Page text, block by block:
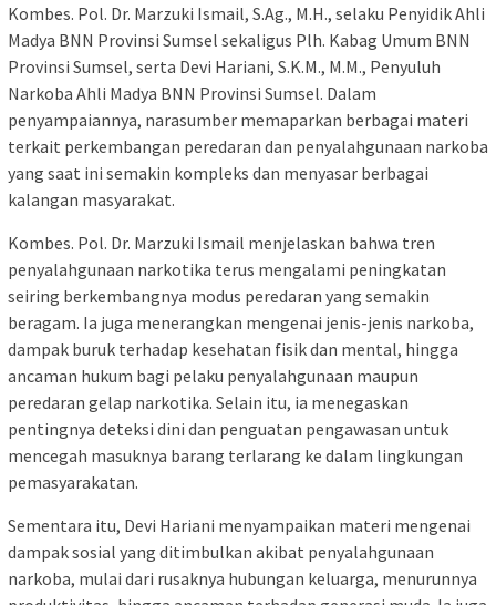
Kombes. Pol. Dr. Marzuki Ismail, S.Ag., M.H., selaku Penyidik Ahli
Madya BNN Provinsi Sumsel sekaligus Plh. Kabag Umum BNN
Provinsi Sumsel, serta Devi Hariani, S.K.M., M.M., Penyuluh
Narkoba Ahli Madya BNN Provinsi Sumsel. Dalam
penyampaiannya, narasumber memaparkan berbagai materi
terkait perkembangan peredaran dan penyalahgunaan narkoba
yang saat ini semakin kompleks dan menyasar berbagai
kalangan masyarakat.
Kombes. Pol. Dr. Marzuki Ismail menjelaskan bahwa tren
penyalahgunaan narkotika terus mengalami peningkatan
seiring berkembangnya modus peredaran yang semakin
beragam. Ia juga menerangkan mengenai jenis-jenis narkoba,
dampak buruk terhadap kesehatan fisik dan mental, hingga
ancaman hukum bagi pelaku penyalahgunaan maupun
peredaran gelap narkotika. Selain itu, ia menegaskan
pentingnya deteksi dini dan penguatan pengawasan untuk
mencegah masuknya barang terlarang ke dalam lingkungan
pemasyarakatan.
Sementara itu, Devi Hariani menyampaikan materi mengenai
dampak sosial yang ditimbulkan akibat penyalahgunaan
narkoba, mulai dari rusaknya hubungan keluarga, menurunnya